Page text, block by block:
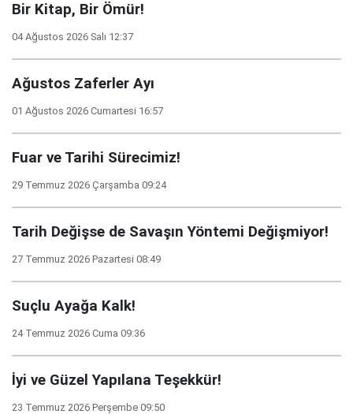
Bir Kitap, Bir Ömür!
04 Ağustos 2026 Salı 12:37
Ağustos Zaferler Ayı
01 Ağustos 2026 Cumartesi 16:57
Fuar ve Tarihi Sürecimiz!
29 Temmuz 2026 Çarşamba 09:24
Tarih Değişse de Savaşın Yöntemi Değişmiyor!
27 Temmuz 2026 Pazartesi 08:49
Suçlu Ayağa Kalk!
24 Temmuz 2026 Cuma 09:36
İyi ve Güzel Yapılana Teşekkür!
23 Temmuz 2026 Perşembe 09:50